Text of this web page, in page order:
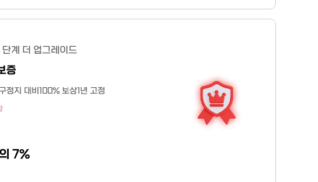
계 더 업그레이드
증
정지 대비 100% 보상1년 고정
7%